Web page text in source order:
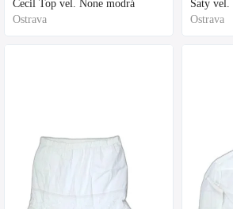
Cecil Top vel. None modrá
Ostrava
Šaty vel.
Ostrava